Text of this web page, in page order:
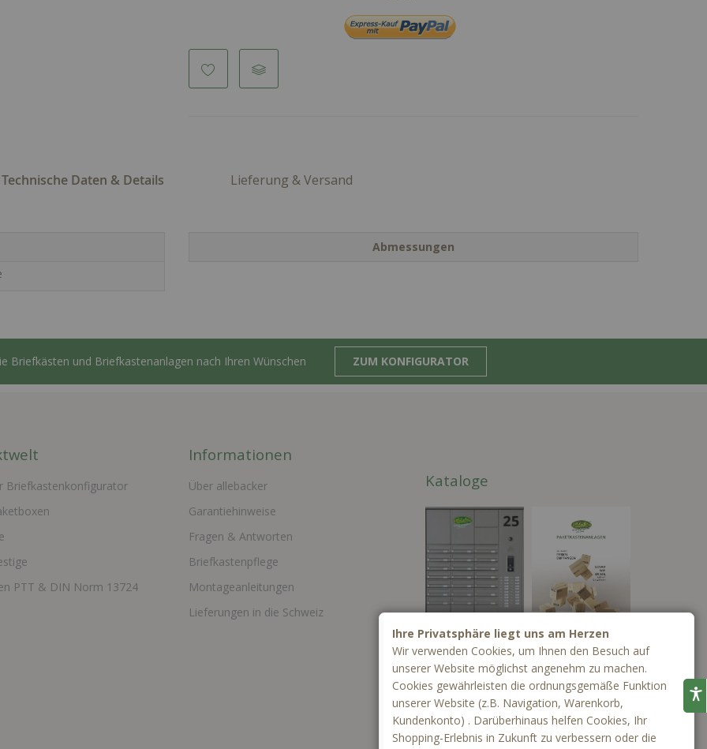
Technische Daten & Details
Abmessungen
Lieferung & Versand
Briefkästen und Briefkastenanlagen nach Ihren Wünschen ZUM KONFIGURATOR
Briefkastenkonfigurator
PTT & DIN Norm 13724
Informationen
Über allebacker
Garantiehinweise
Fragen & Antworten
Briefkastenpflege
Montageanleitungen
Lieferungen in die Schweiz
Kataloge
Ihre Privatsphäre liegt uns am Herzen
Wir verwenden Cookies, um Ihnen den Besuch auf
unserer Website möglichst angenehm zu machen.
Cookies gewährleisten die ordnungsgemäße Funktion
unserer Website (z.B. Navigation, Warenkorb,
Kundenkonto) . Darüberhinaus helfen Cookies, Ihr
Shopping-Erlebnis in Zukunft zu verbessern oder die